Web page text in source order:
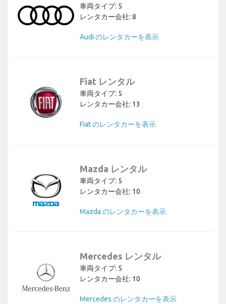
車両タイプ: 5
レンタカー会社: 8
Audi のレンタカーを表示
Fiat レンタル
車両タイプ: 5
レンタカー会社: 13
Fiat のレンタカーを表示
Mazda レンタル
車両タイプ: 5
レンタカー会社: 10
Mazda のレンタカーを表示
Mercedes レンタル
車両タイプ: 5
レンタカー会社: 10
Mercedes のレンタカーを表示